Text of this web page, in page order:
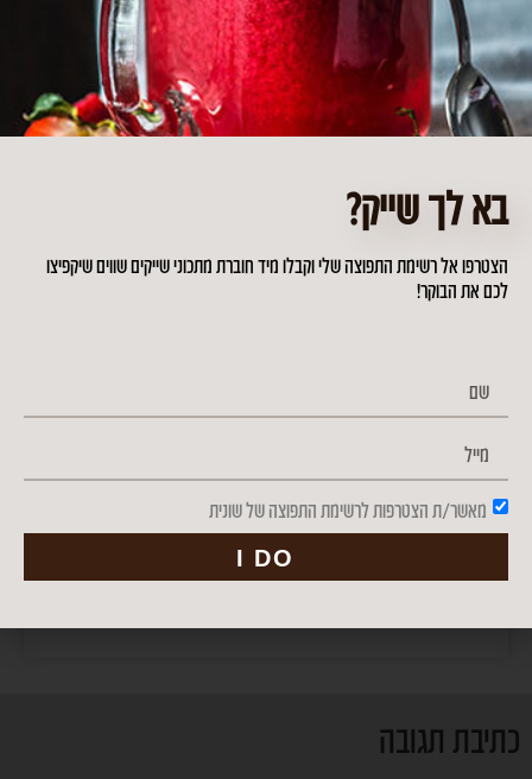
ממרח עלי שום ירוק וכוסברה ממכר
כתיבת תגובה
בא לך שייק?
הצטרפו אל רשימת התפוצה שלי וקבלו מיד חוברת מתכוני שייקים שווים שיקפיצו
לכם את הבוקר!
מאשר/ת הצטרפות לרשימת התפוצה של שונית
I DO